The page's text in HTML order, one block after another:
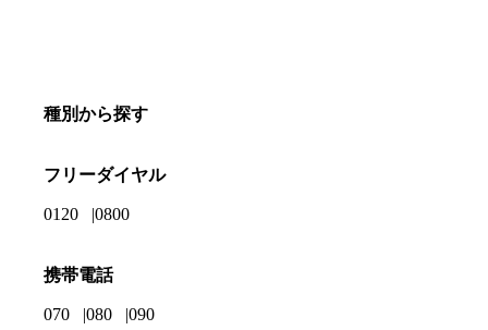
種別から探す
フリーダイヤル
0120 0800
携帯電話
070 080 090